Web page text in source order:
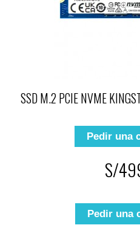
SSD M.2 PCIE NVME
Pedir una
S/
Pedir una